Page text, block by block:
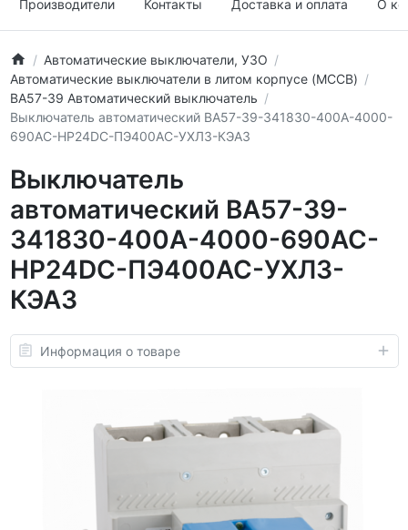
Производители Контакты Доставка и оплата О
Автоматические выключатели, УЗО
Автоматические выключатели в литом корпусе (MCCB)
ВА57-39 Автоматический выключатель
Выключатель автоматический ВА57-39-341830-400А-4000-
690AC-НР24DC-ПЭ400AC-УХЛ3-КЭАЗ
Выключатель
автоматический ВА57-39-
341830-400А-4000-690AC-
НР24DC-ПЭ400AC-УХЛ3-
КЭАЗ
Информация о товаре